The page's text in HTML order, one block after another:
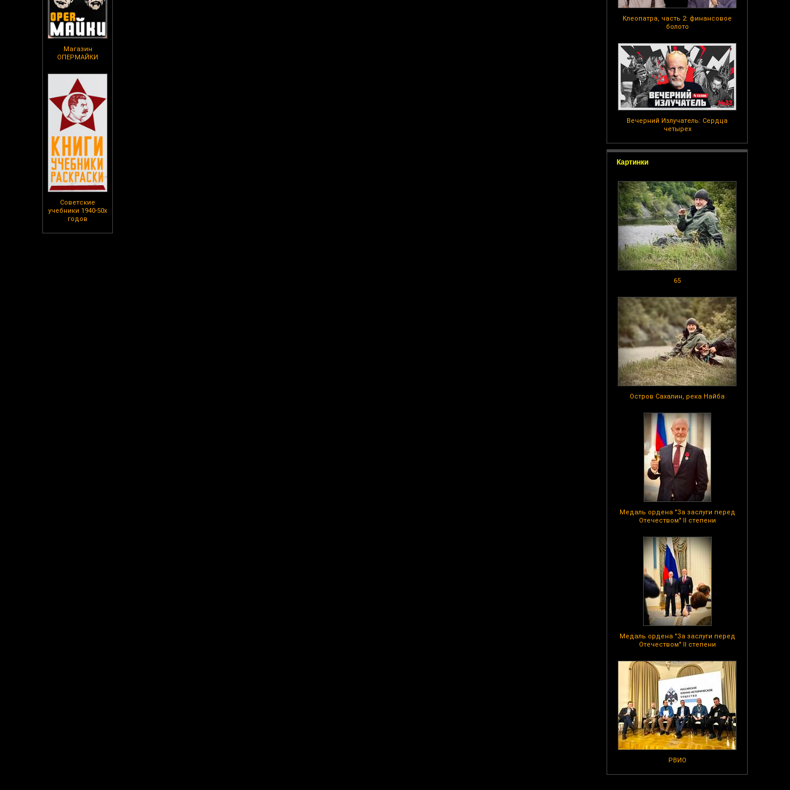
Магазин
ОПЕРМАЙКИ
Советские
учебники 1940-50х
годов
Клеопатра, часть 2: финансовое
болото
Вечерний Излучатель: Сердца
четырех
Картинки
65
Остров Сахалин, река Найба
Медаль ордена "За заслуги перед
Отечеством" II степени
Медаль ордена "За заслуги перед
Отечеством" II степени
РВИО